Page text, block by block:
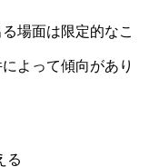
場面は限定的なこ
よって傾向があり
る